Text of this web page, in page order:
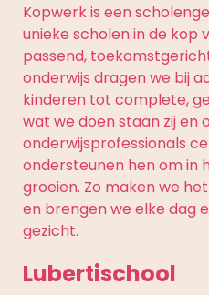
Kopwerk is een
unieke scholen in de kop
passend,
onderwijs dragen we bij
kinderen tot complete,
wat we doen staan zij en
onderwijsprofessionals
ondersteunen hen om in
groeien. Zo maken we
en brengen we elke dag
gezicht.
Lubertischool